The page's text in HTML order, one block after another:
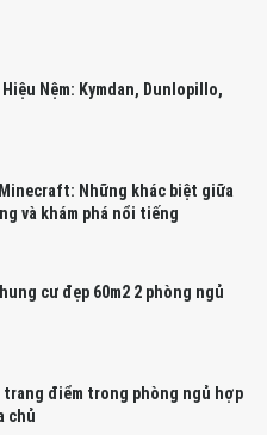
Nệm: Kymdan, Dunlopillo,
Những khác biệt giữa
và khám phá nổi tiếng
cư đẹp 60m2 2 phòng ngủ
trang điểm trong phòng ngủ hợp
chủ